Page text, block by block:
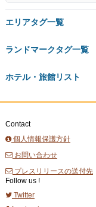
エリアタグ一覧
ランドマークタグ一覧
ホテル・旅館リスト
Contact
個人情報保護方針
お問い合わせ
プレスリリースの送付先
Follow us !
Twitter